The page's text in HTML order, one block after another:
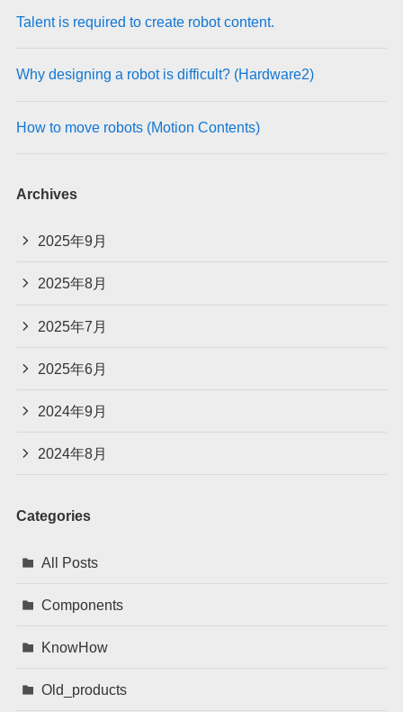
Talent is required to create robot content.
Why designing a robot is difficult? (Hardware2)
How to move robots (Motion Contents)
Archives
2025年9月
2025年8月
2025年7月
2025年6月
2024年9月
2024年8月
Categories
All Posts
Components
KnowHow
Old_products